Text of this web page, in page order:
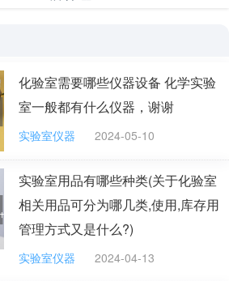
财物品。一般被放在商品市场小店的柜
注意的是，即便只是这小催财物，也是
则不仅不招财，还会破财。
催财，还有催财的风水用品如水晶、三
珠宝盒、龙龟、麒麟、运财童子像等。
解下。
财物品均要是开过光的才有用，而且摆
，只有在正确的地点，也就是我们前面所
位上，放着正确的吉祥物，再加上正确
会不远哦。
品列表：
化验室需要哪些仪器设备 化学实验
室一般都有什么仪器，谢谢
实验室仪器 2024-05-10
实验室用品有哪些种类(关于化验室
相关用品可分为哪几类,使用,库存用
管理方式又是什么?)
实验室仪器 2024-04-13